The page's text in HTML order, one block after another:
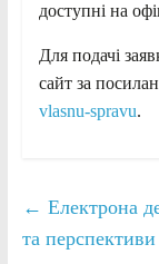
доступні на
Для подачі
сайт за
vlasnu-spravu.
← Електрона
та